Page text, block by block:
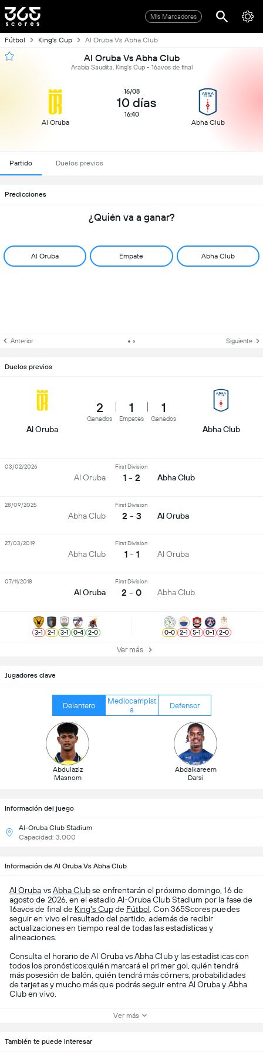
Mis Marcadores
Fútbol King's Cup Al Oruba Vs Abha Club
Al Oruba Vs Abha Club
Arabia Saudita, King's Cup - 16avos de final
Al Oruba
16/08
10 días
16:40
Abha Club
Partido Duelos previos
Predicciones
¿Quién va a ganar?
Al Oruba Empate Abha Club
Anterior Siguiente
Jugadores clave
Delantero
Mediocampist
a
Defensor
Abdulaziz
Masnom
Abdalkareem
Darsi
Información del juego
Al-Oruba Club Stadium
Capacidad: 3,000
Duelos previos
Al Oruba
2
Ganados
1
Empates
1
Ganados
Abha Club
Al Oruba
First Division
1 - 2 Abha Club
03/02/2026
Abha Club
First Division
2 - 3 Al Oruba
28/09/2025
Abha Club
First Division
1 - 1 Al Oruba
27/03/2019
Al Oruba
First Division
2 - 0 Abha Club
07/11/2018
3-1 2-1 3-1 0-4 2-0 0-0 2-1 5-1 0-1 2-0
Ver más
Información de Al Oruba Vs Abha Club
Al Oruba vsAbha Clubse enfrentarán el próximo domingo, 16 de
agosto de 2026, en el estadio Al-Oruba Club Stadium por la fase de
16avos de final de King's Cupde Fútbol . Con 365Scores puedes
seguir en vivo el resultado del partido, además de recibir
actualizaciones en tiempo real de todas las estadísticas y
alineaciones.
Consulta el horario de Al Oruba vs Abha Club y las estadísticas con
todos los pronósticos:quién marcará el primer gol, quién tendrá
más posesión de balón, quién tendrá más córners, probabilidades
de tarjetas y mucho más que podrás seguir entre Al Oruba y Abha
Club en vivo.
Ver más
También te puede interesar